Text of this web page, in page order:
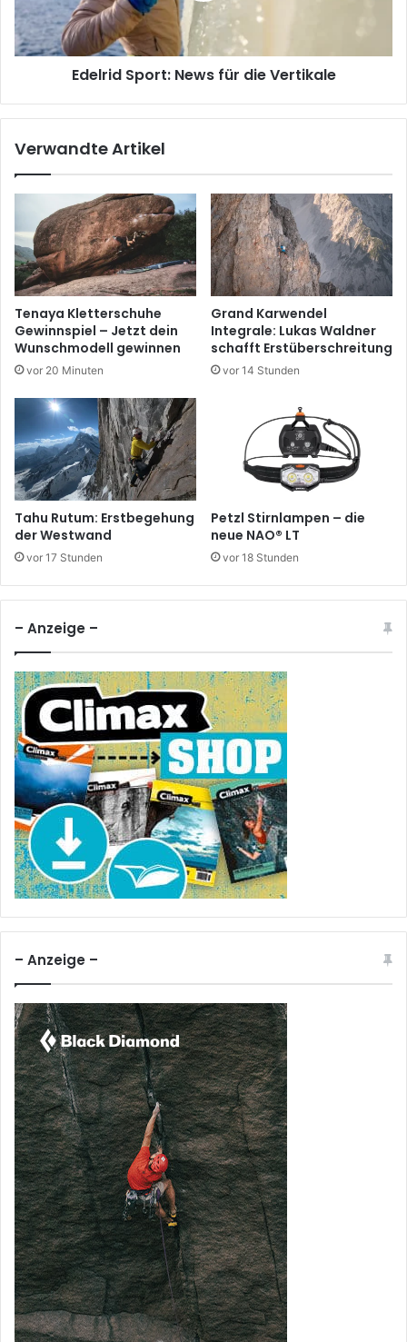
Edelrid Sport: News für die Vertikale
Verwandte Artikel
Tenaya Kletterschuhe
Gewinnspiel – Jetzt dein
Wunschmodell gewinnen
vor 20 Minuten
Grand Karwendel
Integrale: Lukas Waldner
schafft Erstüberschreitung
vor 14 Stunden
Tahu Rutum: Erstbegehung
der Westwand
vor 17 Stunden
Petzl Stirnlampen – die
neue NAO® LT
vor 18 Stunden
– Anzeige –
– Anzeige –